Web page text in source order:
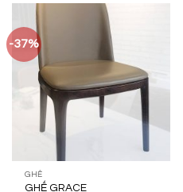
-37%
GHẾ
GHẾ GRACE